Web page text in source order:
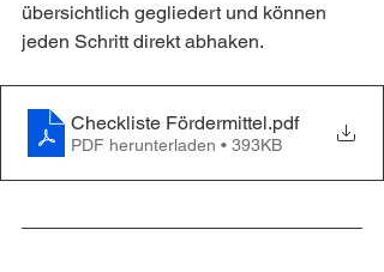
übersichtlich gegliedert und können
jeden Schritt direkt abhaken.
Checkliste Fördermittel.pdf
PDF herunterladen • 393KB